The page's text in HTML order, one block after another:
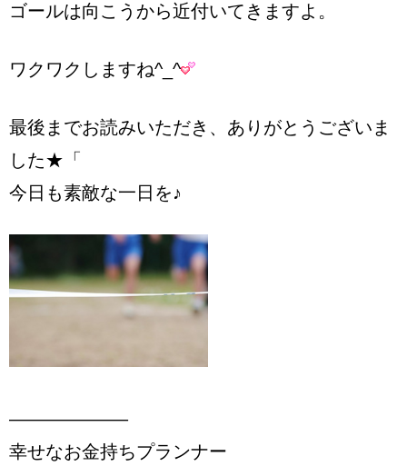
ゴールは向こうから近付いてきますよ。
ワクワクしますね^_^
最後までお読みいただき、ありがとうございま
した★「
今日も素敵な一日を♪
——————–
幸せなお金持ちプランナー